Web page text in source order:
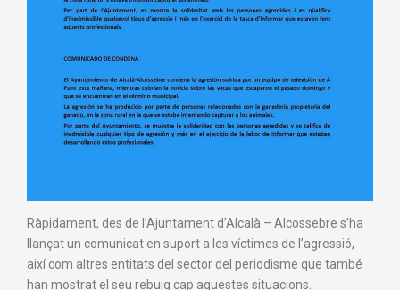
Ràpidament, des de l’Ajuntament d’Alcalà – Alcossebre s’ha
llançat un comunicat en suport a les víctimes de l’agressió,
així com altres entitats del sector del periodisme que també
han mostrat el seu rebuig cap aquestes situacions.